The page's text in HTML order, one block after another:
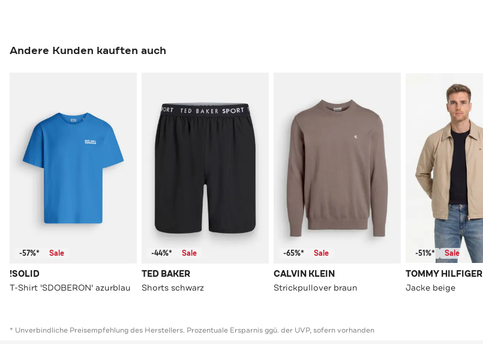
Andere Kunden kauften auch
-57%* Sale
!SOLID
T-Shirt 'SDOBERON' azurblau
-44%* Sale
TED BAKER
Shorts schwarz
-65%* Sale
CALVIN KLEIN
Strickpullover braun
-51%* Sale
TOMMY HILFIGER
Jacke beige
* Unverbindliche Preisempfehlung des Herstellers. Prozentuale Ersparnis ggü. der UVP, sofern vorhanden